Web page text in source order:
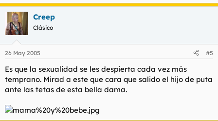
Creep
Clásico
26 May 2005 #5
Es que la sexualidad se les despierta cada vez más
temprano. Mirad a este que cara que salido el hijo de puta
ante las tetas de esta bella dama.